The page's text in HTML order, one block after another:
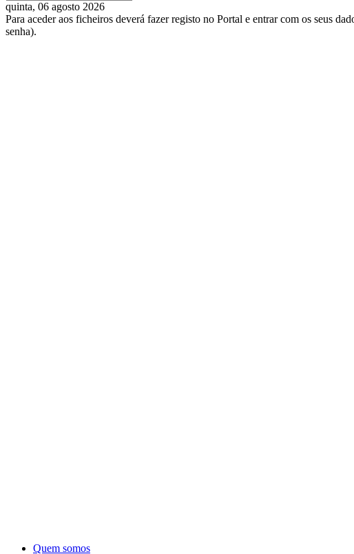
quinta, 06 agosto 2026
Para aceder aos ficheiros deverá fazer registo no Portal e entrar com os seus
senha).
Quem somos